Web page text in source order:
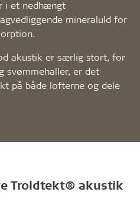
i et nedhængt
mineraluld for
akustik er særlig stort, for
svømmehaller, er det
på både lofterne og dele
Troldtekt® akustik